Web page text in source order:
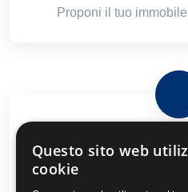
Proponi il tuo
Newsletter
Ricevi le nostre proposte
Questo sito web
cookie